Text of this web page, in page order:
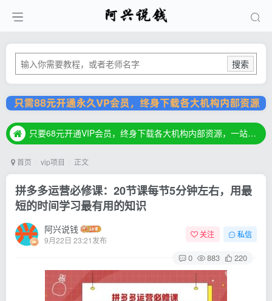
搜索
只要68元开通VIP会员，终身下载各大机构内部资源，一站式草根创业基地，最新最强网赚教程大全，小投入，大回报！
只要68元开通VIP会员，终身下载各大机构内部资源，一站式草根创业基地，最新最强网赚教程大全，小投入，大回报！
首页 vip项目 正文
拼多多运营必修课：20节课每节5分钟左右，用最
短的时间学习最有用的知识
阿兴说钱
9月22日 23:21发布
关注 私信
0 883 220